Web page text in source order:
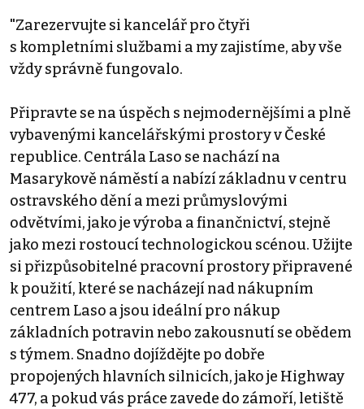
"Zarezervujte si kancelář pro čtyři
s kompletními službami a my zajistíme, aby vše
vždy správně fungovalo.
Připravte se na úspěch s nejmodernějšími a plně
vybavenými kancelářskými prostory v České
republice. Centrála Laso se nachází na
Masarykově náměstí a nabízí základnu v centru
ostravského dění a mezi průmyslovými
odvětvími, jako je výroba a finančnictví, stejně
jako mezi rostoucí technologickou scénou. Užijte
si přizpůsobitelné pracovní prostory připravené
k použití, které se nacházejí nad nákupním
centrem Laso a jsou ideální pro nákup
základních potravin nebo zakousnutí se obědem
s týmem. Snadno dojíždějte po dobře
propojených hlavních silnicích, jako je Highway
477, a pokud vás práce zavede do zámoří, letiště